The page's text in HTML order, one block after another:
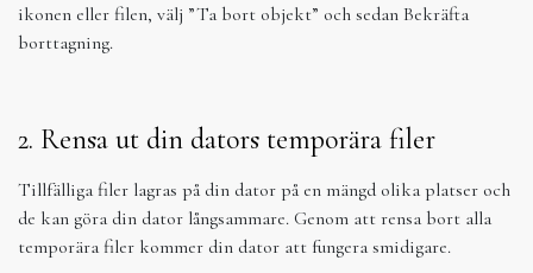
ikonen eller filen, välj ”Ta bort objekt” och sedan Bekräfta
borttagning.
2. Rensa ut din dators temporära filer
Tillfälliga filer lagras på din dator på en mängd olika platser och
de kan göra din dator långsammare. Genom att rensa bort alla
temporära filer kommer din dator att fungera smidigare.